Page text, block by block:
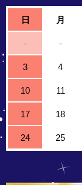
日 月
- -
3 4
10 11
17 18
24 25